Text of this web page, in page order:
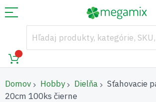
Domov Hobby Dielňa
Sťahovacie
20cm 100ks čierne